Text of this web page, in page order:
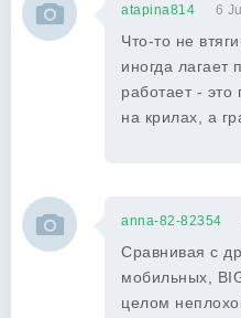
atapina814 6
Что-то не
иногда лагает
работает - это
на крилах, а
anna-82-82354
Сравнивая с
мобильных,
целом